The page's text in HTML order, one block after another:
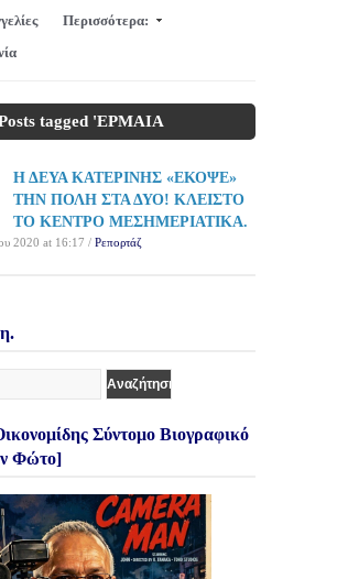
Περισσότερα:
tagged 'ΕΡΜΑΙΑ
Η ΔΕΥΑ ΚΑΤΕΡΙΝΗΣ «ΕΚΟΨΕ»
ΤΗΝ ΠΟΛΗ ΣΤΑ ΔΥΟ! ΚΛΕΙΣΤΟ
ΤΟ ΚΕΝΤΡΟ ΜΕΣΗΜΕΡΙΑΤΙΚΑ.
2020 at 16:17 / Ρεπορτάζ
Σύντομο Βιογραφικό
Φώτο]